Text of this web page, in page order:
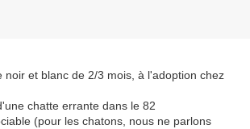
noir et blanc de 2/3 mois, à l'adoption chez
chatte errante dans le 82
(pour les chatons, nous ne parlons